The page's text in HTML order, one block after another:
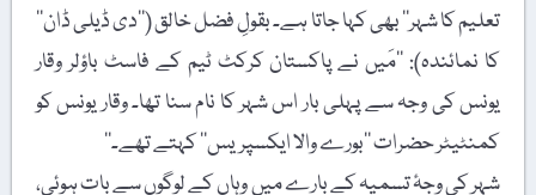
تعلیم کا شہر‘‘ بھی کہا جاتا ہے۔ بقولِ فضل خالق (’’دی ڈیلی ڈان‘‘
کا نمائندہ): ’’مَیں نے پاکستان کرکٹ ٹیم کے فاسٹ باؤلر وقار
یونس کی وجہ سے پہلی بار اس شہر کا نام سنا تھا۔ وقار یونس کو
کمنٹیٹر حضرات ’’بورے والا ایکسپریس‘‘ کہتے تھے۔‘‘
شہر کی وجۂ تسمیہ کے بارے میں وہاں کے لوگوں سے بات ہوئی،